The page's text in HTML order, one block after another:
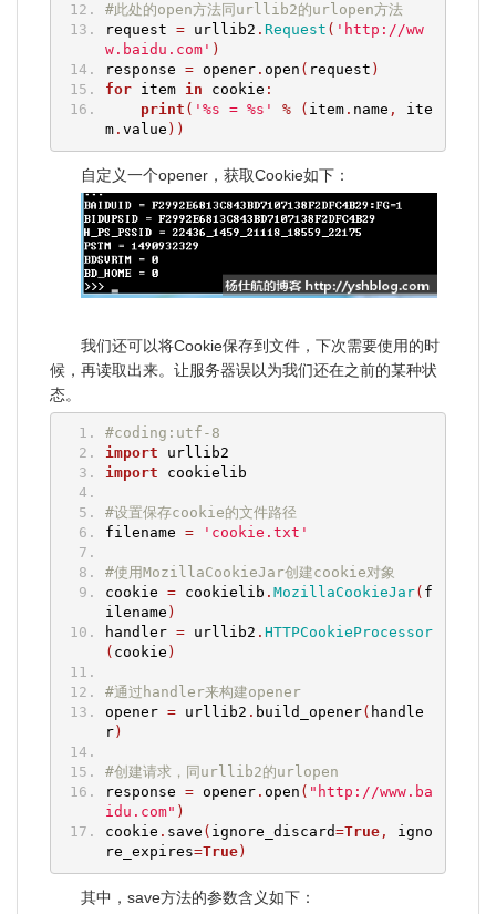
#此处的open方法同urllib2的urlopen方法
request = urllib2 . Request ( 'http://ww
w.baidu.com' )
response = opener. open ( request )
for item in cookie :
print ( '%s = %s' % ( item. name ,
ite
m. value ))
自定义一个opener，获取Cookie如下：
我们还可以将Cookie保存到文件，下次需要使用的时
候，再读取出来。让服务器误以为我们还在之前的某种状
态。
#coding:utf-8
import urllib2
import cookielib
#设置保存cookie的文件路径
filename = 'cookie.txt'
#使用MozillaCookieJar创建cookie对象
cookie = cookielib . MozillaCookieJar( f
ilename )
handler = urllib2 . HTTPCookieProcessor
( cookie )
#通过handler来构建opener
opener = urllib2 . build_opener( handle
r)
#创建请求，同urllib2的urlopen
response = opener. open ( "http://www.ba
idu.com" )
cookie . save ( ignore_discard=True,
igno
re_expires=True)
其中，save方法的参数含义如下：